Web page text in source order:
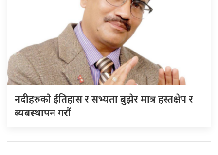
नदीहरुकाे ईतिहास र सभ्यता बुझेर मात्र हस्तक्षेप र
ब्यबस्थापन गराैं